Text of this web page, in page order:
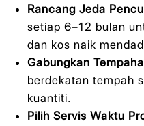
Rancang Jeda
setiap 6–12 bulan
dan kos naik
Gabungkan
berdekatan tempah
kuantiti.
Pilih Servis Waktu